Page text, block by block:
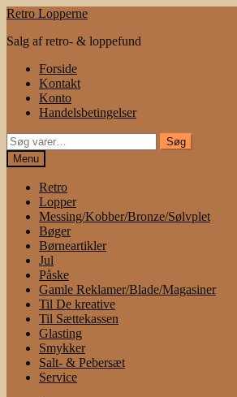
Spring
navigation
Spring
indhold
Retro Lopperne
Salg af retro- & loppefund
Forside
Kontakt
Konto
Handelsbetingelser
Søg
efter:
Søg
Menu
Retro
Lopper
Messing/Kobber/Bronze/Sølvplet
Bøger
Børneartikler
Jul
Påske
Gamle Reklamer/Blade/Magasiner
Til De kreative
Til Sættekassen
Glasting
Smykker
Salt- & Pebersæt
Service